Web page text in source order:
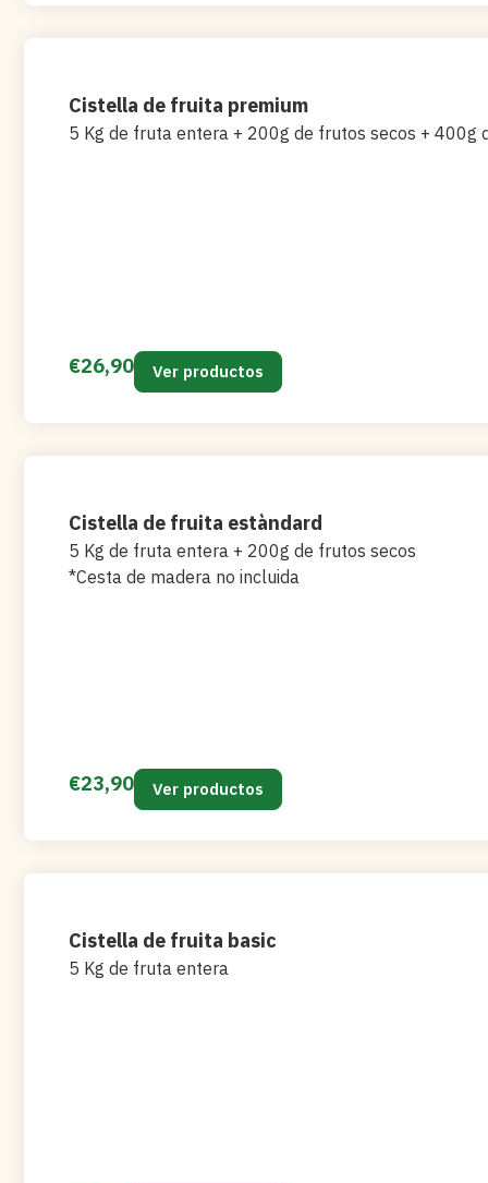
Cistella de fruita premium
5 Kg de fruta entera + 200g de frutos secos + 400g
€26,90 Ver productos
Cistella de fruita estàndard
5 Kg de fruta entera + 200g de frutos secos
*Cesta de madera no incluida
€23,90 Ver productos
Cistella de fruita basic
5 Kg de fruta entera